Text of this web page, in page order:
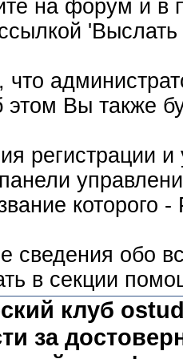
на форум и в
Вы также
регистрации
которого -
сведения обо
в секции
клуб
за